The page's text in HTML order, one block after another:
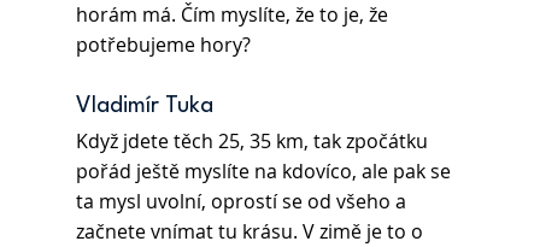
horám má. Čím myslíte, že to je, že
potřebujeme hory?
Vladimír Tuka
Když jdete těch 25, 35 km, tak zpočátku
pořád ještě myslíte na kdovíco, ale pak se
ta mysl uvolní, oprostí se od všeho a
začnete vnímat tu krásu. V zimě je to o